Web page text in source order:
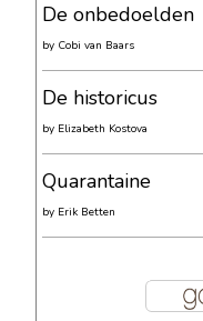
De onbedoelden
by Cobi van Baars
De historicus
by Elizabeth Kostova
Quarantaine
by Erik Betten